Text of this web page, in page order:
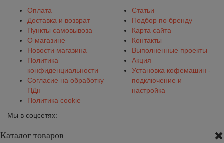
Оплата
Доставка и возврат
Пункты самовывоза
О магазине
Новости магазина
Политика
конфиденциальности
Согласие на обработку
ПДн
Политика cookie
Статьи
Подбор по бренду
Карта сайта
Контакты
Выполненные проекты
Акция
Установка кофемашин -
подключение и
настройка
Мы в соцсетях:
Каталог товаров